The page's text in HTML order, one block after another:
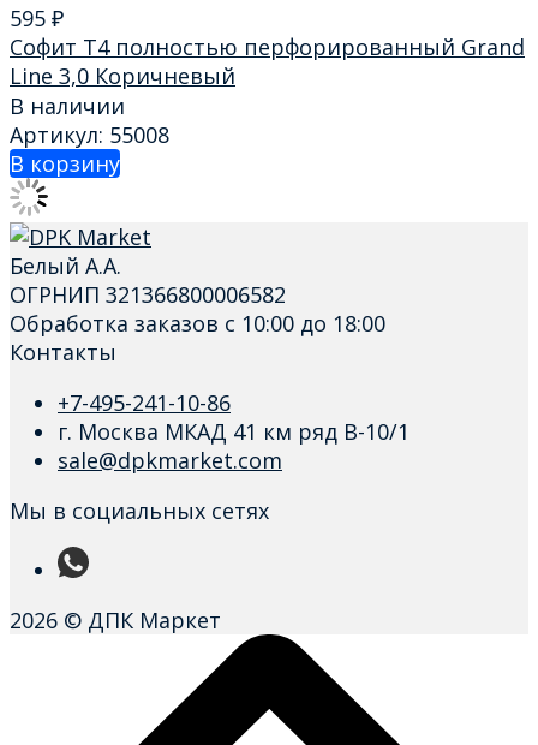
595 ₽
Софит T4 полностью перфорированный Grand
Line 3,0 Коричневый
В наличии
Артикул: 55008
В корзину
Белый А.А.
ОГРНИП 321366800006582
Обработка заказов с 10:00 до 18:00
Контакты
+7-495-241-10-86
г. Москва МКАД 41 км ряд В-10/1
sale@dpkmarket.com
Мы в социальных сетях
2026 © ДПК Маркет